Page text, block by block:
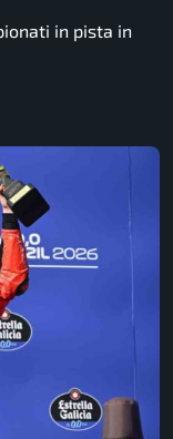
in pista in